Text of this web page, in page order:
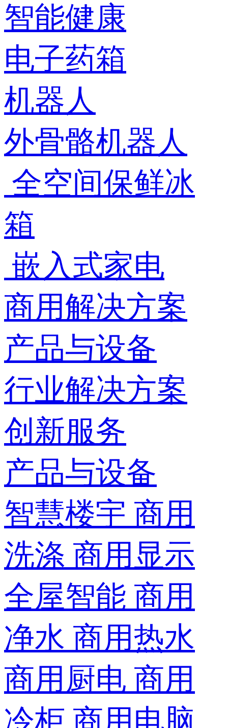
智能健康
电子药箱
机器人
外骨骼机器人
全空间保鲜冰
箱
嵌入式家电
商用解决方案
产品与设备
行业解决方案
创新服务
产品与设备
智慧楼宇 商用
洗涤 商用显示
全屋智能 商用
净水 商用热水
商用厨电 商用
冷柜 商用电脑